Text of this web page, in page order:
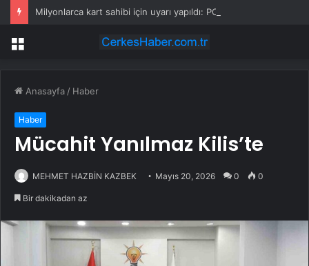
Menü
Anasayfa / Haber
Haber
Mücahit Yanılmaz Kilis’te
MEHMET HAZBİN KAZBEK Mayıs 20, 2026 0 0
Bir dakikadan az